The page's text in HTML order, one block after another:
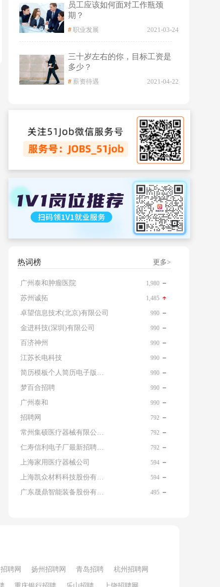
员工应该如何面对工作瓶颈
期？
# 职业发展 2021-03-24
三十岁左右的你，目标工资是
多少？
# 薪资待遇 2021-04-22
热词榜 更多>
广州泰和肿瘤医院 1,980
苏州诚拓 1,485
卓望信息技术(北京)有限公司 990
金进科技(深圳)有限公司 990
百济神州 990
江苏长电科技 990
简历模板个人简历电子版免费 990
梦百合招聘 990
广州泰和 990
招聘网 792
常州集硕医疗器械有限公司 名片 792
仁寿信利电子厂最新招聘信息查询 792
上海家用医疗器械公司 594
上海凯众材料科技股份有限公司招聘电话 594
广东晟鼎智能装备股份有限公司 495
聘网 扬州招聘网 青岛招聘 杭州招聘网